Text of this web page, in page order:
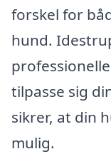
forskel for
hund.
tilpasse sig
sikrer, at din
mulig.